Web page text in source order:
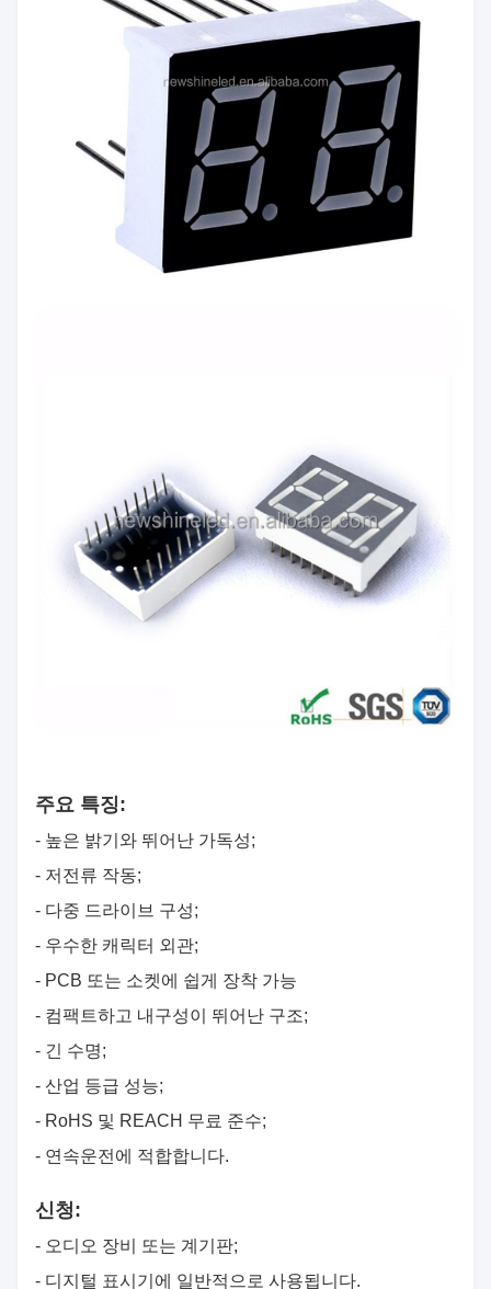
60mcd/칩
공통 양극/공통 음극
주요 특징:
- 높은 밝기와 뛰어난 가독성;
- 저전류 작동;
- 다중 드라이브 구성;
- 우수한 캐릭터 외관;
- PCB 또는 소켓에 쉽게 장착 가능
- 컴팩트하고 내구성이 뛰어난 구조;
- 긴 수명;
- 산업 등급 성능;
- RoHS 및 REACH 무료 준수;
- 연속운전에 적합합니다.
신청:
- 오디오 장비 또는 계기판;
- 디지털 표시기에 일반적으로 사용됩니다.